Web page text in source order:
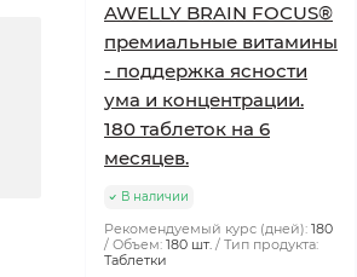
AWELLY BRAIN FOCUS®
премиальные витамины
- поддержка ясности
ума и концентрации.
180 таблеток на 6
месяцев.
В наличии
Рекомендуемый курс (дней): 180
Объем: 180 шт.
Тип продукта:
Таблетки